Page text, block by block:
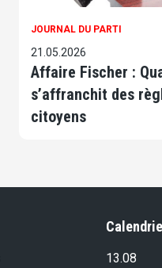
JOURNAL DU PARTI
21.05.2026
Affaire Fischer :
s’affranchit des
citoyens
13.08